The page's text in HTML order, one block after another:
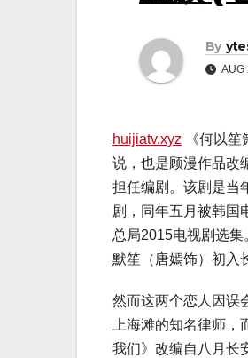
By
AUG
huijiatv.xyz 《何以
说，也是顾漫作品改
担任编剧。该剧是当
剧，同年五月被韩国
总局2015电视剧选
默笙（唐嫣饰）初入
然而这两个恋人因误
上海滩的知名律师
我们》改编自八月长